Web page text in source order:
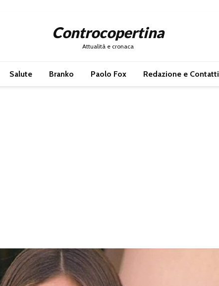
Controcopertina
Attualità e cronaca
Salute Branko Paolo Fox Redazione e Contatti